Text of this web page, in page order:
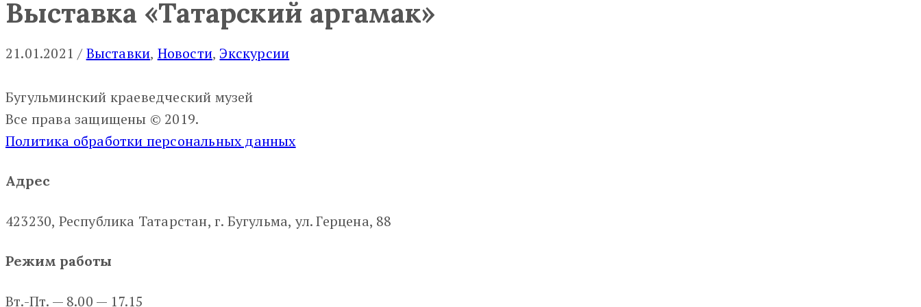
Выставка «Татарский аргамак»
21.01.2021 /Выставки‚ Новости‚ Экскурсии
Бугульминский краеведческий музей
Все права защищены © 2019.
Политика обработки персональных данных
Адрес
423230, Республика Татарстан, г. Бугульма, ул. Герцена, 88
Режим работы
Вт.-Пт. — 8.00 — 17.15